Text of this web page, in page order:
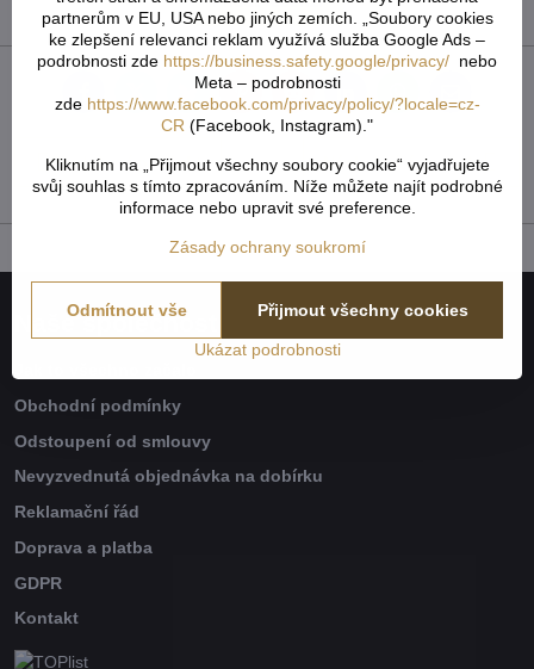
FacebookTwitterBlueskyPinterestRedditLinkedInWhatsApp
E-
mail
Předchozí produkt Následující produkt
Naše společnost
Obchodní podmínky
Odstoupení od smlouvy
Nevyzvednutá objednávka na dobírku
Reklamační řád
Doprava a platba
GDPR
Kontakt
partnerům v EU, USA nebo jiných zemích. „Soubory cookies
ke zlepšení relevanci reklam využívá služba Google Ads –
podrobnosti zde https://business.safety.google/privacy/ nebo
Meta – podrobnosti
zde https://www.facebook.com/privacy/policy/?locale=cz-
CR (Facebook, Instagram)."
Kliknutím na „Přijmout všechny soubory cookie“ vyjadřujete
svůj souhlas s tímto zpracováním. Níže můžete najít podrobné
informace nebo upravit své preference.
Zásady ochrany soukromí
Ukázat podrobnosti
Přijmout všechny cookies
Odmítnout vše